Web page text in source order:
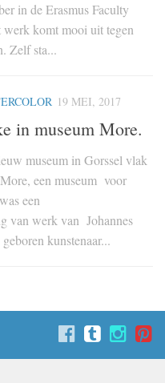
in de Erasmus Faculty
komt mooi uit tegen
Zelf sta...
19 MEI, 2017
in museum More.
museum in Gorssel vlak
een museum voor
een
van werk van Johannes
kunstenaar...